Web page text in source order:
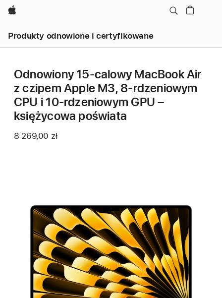
Apple
Produkty odnowione i certyfikowane
Odnowiony 15-calowy MacBook Air
z czipem Apple M3, 8‑rdzeniowym
CPU i 10‑rdzeniowym GPU –
księżycowa poświata
8 269,00 zł